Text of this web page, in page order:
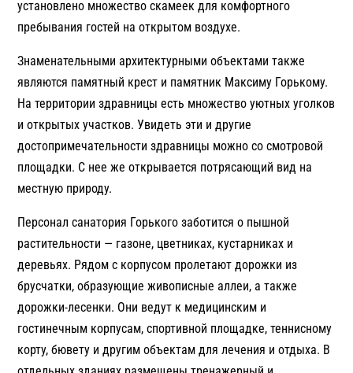
установлено множество скамеек для комфортного
пребывания гостей на открытом воздухе.
Знаменательными архитектурными объектами также
являются памятный крест и памятник Максиму Горькому.
На территории здравницы есть множество уютных уголков
и открытых участков. Увидеть эти и другие
достопримечательности здравницы можно со смотровой
площадки. С нее же открывается потрясающий вид на
местную природу.
Персонал санатория Горького заботится о пышной
растительности — газоне, цветниках, кустарниках и
деревьях. Рядом с корпусом пролетают дорожки из
брусчатки, образующие живописные аллеи, а также
дорожки-лесенки. Они ведут к медицинским и
гостинечным корпусам, спортивной площадке, теннисному
корту, бювету и другим объектам для лечения и отдыха. В